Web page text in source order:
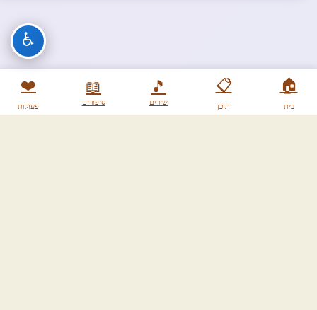
🏠
בית
📋
תוכן
🎵
שירים
📖
סיפורים
❤️
פעולות
♿